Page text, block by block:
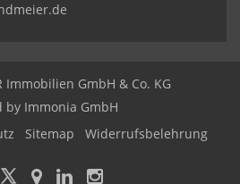
Immobilien GmbH & Co. KG
by Immonia GmbH
Sitemap Widerrufsbelehrung